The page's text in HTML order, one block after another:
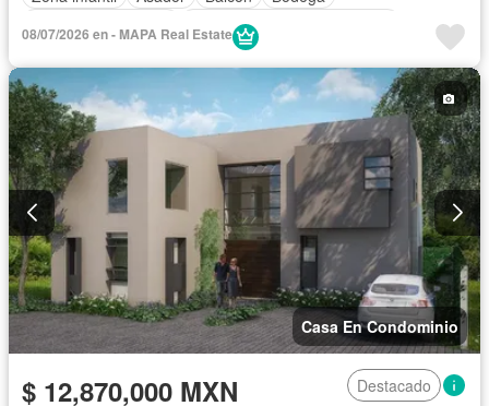
Circuito cerrado de televisión
Conserje
Cuarto de Limpieza
Cuarto de servicio
Estacionamiento
Gimnasio
Jardín Despacho
Recámara con closet
Seguridad
Terraza Sin amueblar
08/07/2026 en - MAPA Real Estate
Casa En Condominio
$ 12,870,000 MXN Destacado